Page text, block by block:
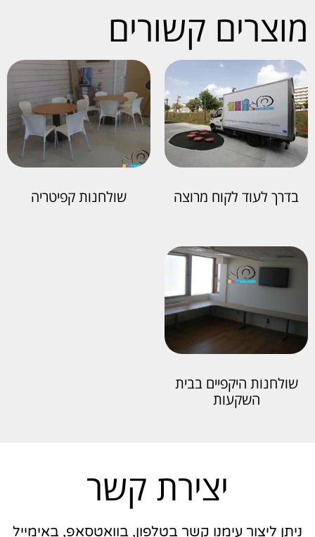
מוצרים קשורים
בדרך לעוד לקוח מרוצה שולחנות קפיטריה
שולחנות היקפיים בבית
השקעות
יצירת קשר
ניתן ליצור עימנו קשר בטלפון, בוואטסאפ, באימייל